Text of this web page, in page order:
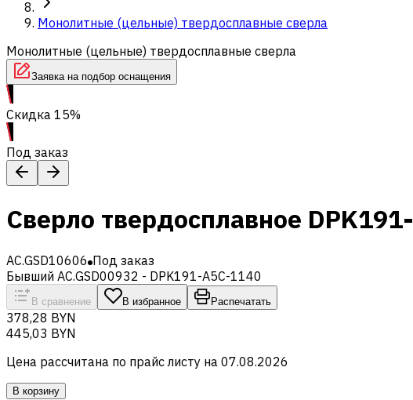
Монолитные (цельные) твердосплавные сверла
Монолитные (цельные) твердосплавные сверла
Заявка на подбор оснащения
Скидка 15%
Под заказ
Сверло твердосплавное
AC.GSD10606 Под заказ
Бывший AC.GSD00932 - DPK191-A5C-1140
В сравнение В избранное Распечатать
378,28 BYN
445,03 BYN
Цена рассчитана по прайс листу на 07.08.2026
В корзину